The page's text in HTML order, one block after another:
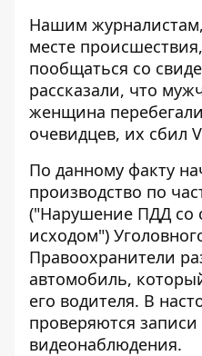
Нашим журналистам,
месте происшествия
пообщаться со
рассказали, что
женщина
очевидцев, их сбил
По данному факту
производство по
("Нарушение ПДД со
исходом")
Правоохранители
автомобиль,
его водителя. В
проверяются записи
видеонаблюдения.